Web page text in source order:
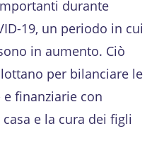
durante
19, un periodo in cui
in aumento. Ciò
per bilanciare le
finanziarie con
e la cura dei figli